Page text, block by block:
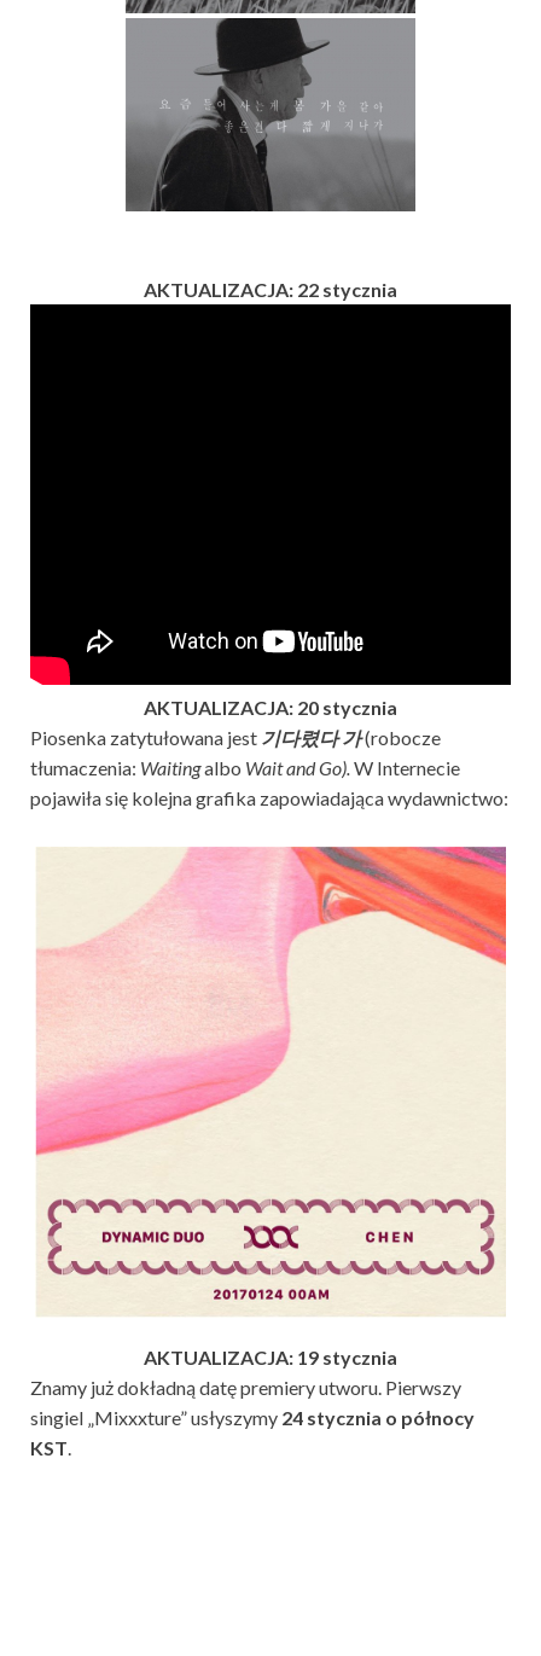
AKTUALIZACJA: 22 stycznia
AKTUALIZACJA: 20 stycznia
Piosenka zatytułowana jest 기다렸다 가(robocze
tłumaczenia: Waitingalbo Wait and Go).W Internecie
pojawiła się kolejna grafika zapowiadająca wydawnictwo:
AKTUALIZACJA: 19 stycznia
Znamy już dokładną datę premiery utworu. Pierwszy
singiel „Mixxxture” usłyszymy 24 stycznia o północy
KST.